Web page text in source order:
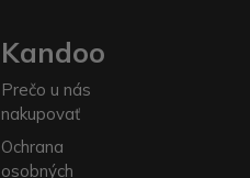
Kandoo
Prečo u nás
nakupovať
Ochrana
osobných